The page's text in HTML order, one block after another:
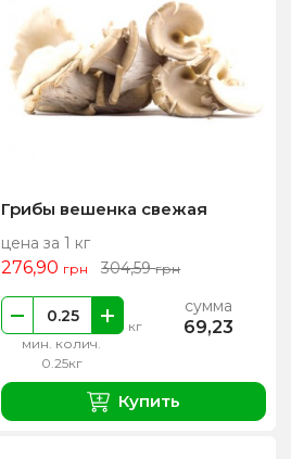
Грибы вешенка свежая
цена за 1 кг
276,90 грн 304,59грн
мин. колич.
0.25кг
кг
сумма
69,23
Купить